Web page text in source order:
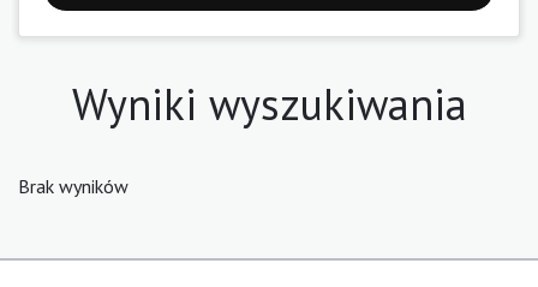
Wyniki wyszukiwania
Brak wyników